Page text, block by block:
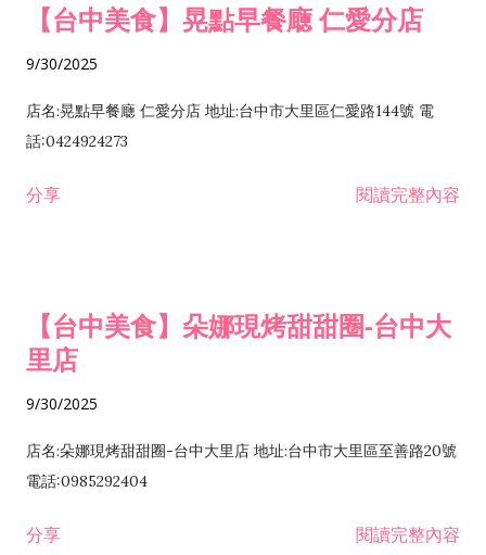
【台中美食】晃點早餐廰 仁愛分店
9/30/2025
店名:晃點早餐廰 仁愛分店 地址:台中市大里區仁愛路144號 電
話:0424924273
分享 閱讀完整內容
【台中美食】朵娜現烤甜甜圈-台中大
里店
9/30/2025
店名:朵娜現烤甜甜圈-台中大里店 地址:台中市大里區至善路20號
電話:0985292404
分享 閱讀完整內容